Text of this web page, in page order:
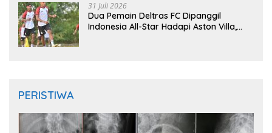
31 Juli 2026
Dua Pemain Deltras FC Dipanggil
Indonesia All-Star Hadapi Aston Villa,
PERISTIWA